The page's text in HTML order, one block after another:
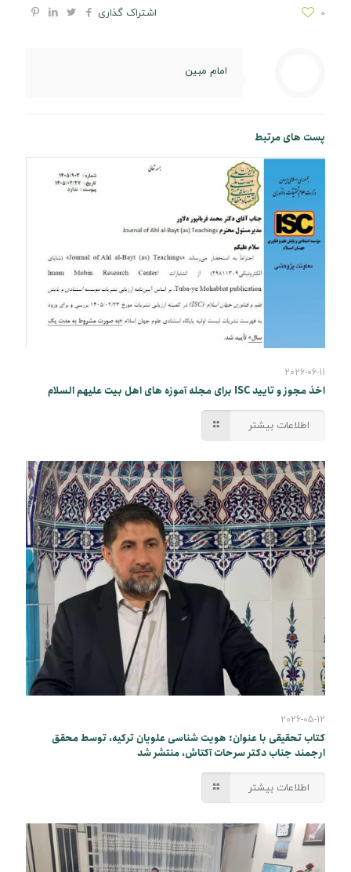
اشتراک گذاری 0
امام مبین
پست های مرتبط
2026-06-11
اخذ مجوز و تایید ISC برای مجله آموزه های اهل بیت علیهم السلام
اطلاعات بیشتر
2026-05-12
کتاب تحقیقی با عنوان: هویت شناسی علویان ترکیه، توسط محقق
ارجمند جناب دکتر سرحات آکتاش، منتشر شد
اطلاعات بیشتر